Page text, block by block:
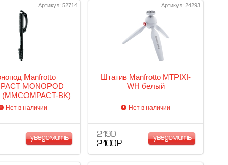
Артикул: 52714
Manfrotto
MONOPOD
(MMCOMPACT-BK)
черный
Нет в наличии
уведомить
Артикул: 24293
Штатив Manfrotto MTPIXI-
WH белый
Нет в наличии
2 190
2 100 Р
уведомить